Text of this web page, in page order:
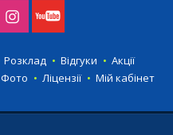
Розклад Відгуки
Акції
Фото Ліцензії Мій кабінет